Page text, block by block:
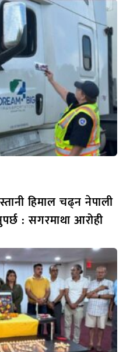
हिमाल चढ्न नेपाली
: सगरमाथा आरोही